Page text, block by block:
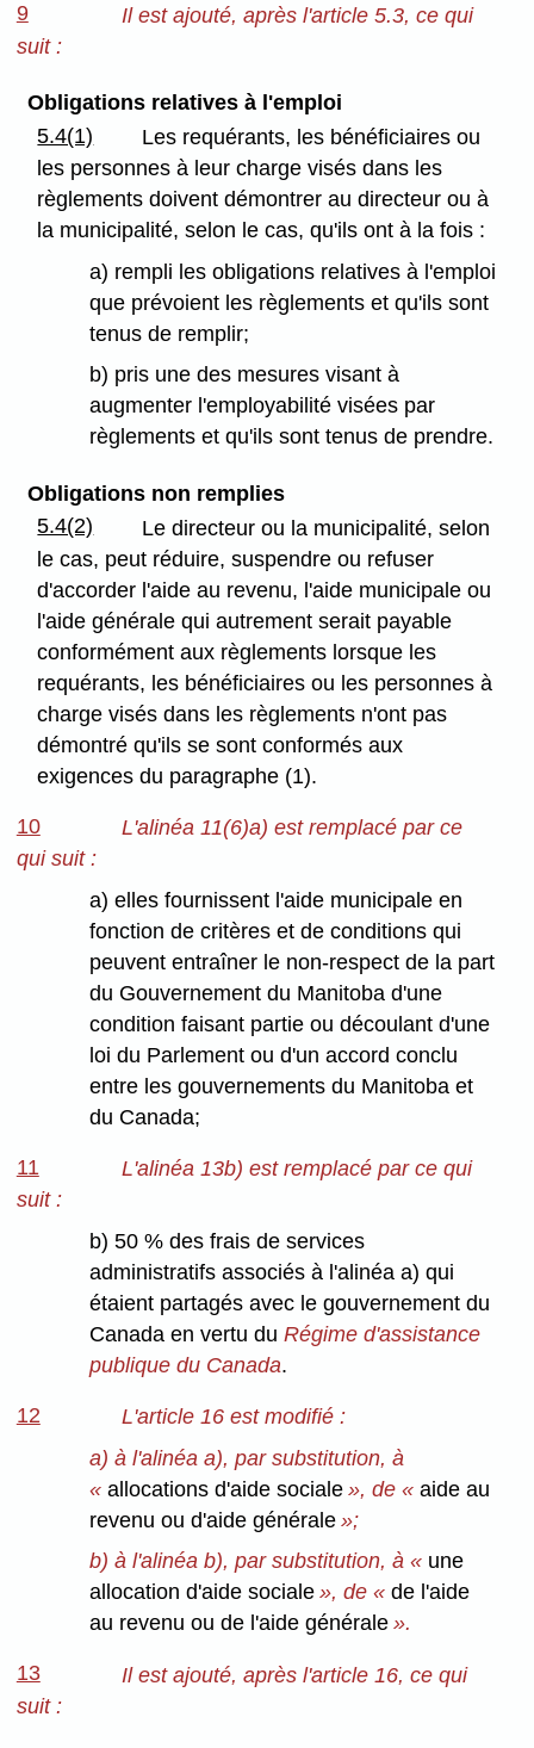
9
Il est ajouté, après l'article 5.3, ce qui
suit :
Obligations relatives à l'emploi
5.4(1)
Les requérants, les bénéficiaires ou
les personnes à leur charge visés dans les
règlements doivent démontrer au directeur ou à
la municipalité, selon le cas, qu'ils ont à la fois :
a) rempli les obligations relatives à l'emploi
que prévoient les règlements et qu'ils sont
tenus de remplir;
b) pris une des mesures visant à
augmenter l'employabilité visées par
règlements et qu'ils sont tenus de prendre.
Obligations non remplies
5.4(2)
Le directeur ou la municipalité, selon
le cas, peut réduire, suspendre ou refuser
d'accorder l'aide au revenu, l'aide municipale ou
l'aide générale qui autrement serait payable
conformément aux règlements lorsque les
requérants, les bénéficiaires ou les personnes à
charge visés dans les règlements n'ont pas
démontré qu'ils se sont conformés aux
exigences du paragraphe (1).
10
L'alinéa 11(6)a) est remplacé par ce
qui suit :
a) elles fournissent l'aide municipale en
fonction de critères et de conditions qui
peuvent entraîner le non-respect de la part
du Gouvernement du Manitoba d'une
condition faisant partie ou découlant d'une
loi du Parlement ou d'un accord conclu
entre les gouvernements du Manitoba et
du Canada;
11
L'alinéa 13b) est remplacé par ce qui
suit :
b) 50 % des frais de services
administratifs associés à l'alinéa a) qui
étaient partagés avec le gouvernement du
Canada en vertu duRégime d'assistance
publique du Canada.
12
L'article 16 est modifié :
a) à l'alinéa a), par substitution, à
«allocations d'aide sociale », de «aide au
revenu ou d'aide générale »;
b) à l'alinéa b), par substitution, à « une
allocation d'aide sociale », de «de l'aide
au revenu ou de l'aide générale ».
13
Il est ajouté, après l'article 16, ce qui
suit :